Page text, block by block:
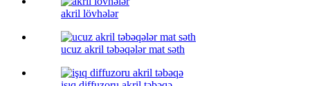
akril lövhələr
ucuz akril təbəqələr mat səth